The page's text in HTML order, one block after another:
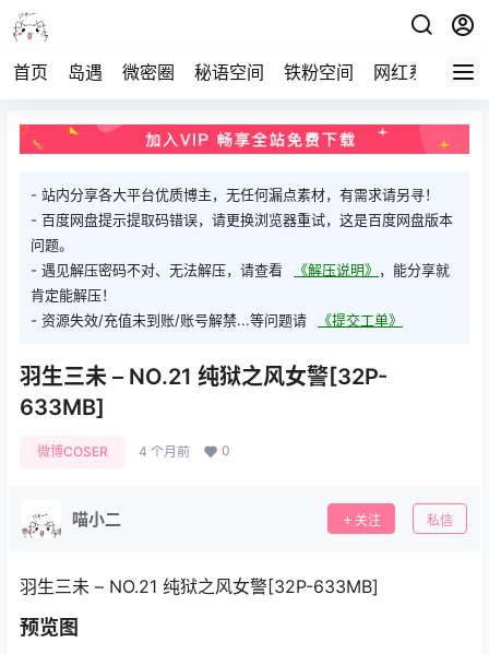
首页 岛遇 微密圈 秘语空间 铁粉空间 网红系列 打
- 站内分享各大平台优质博主，无任何漏点素材，有需求请另寻！
- 百度网盘提示提取码错误，请更换浏览器重试，这是百度网盘版本
问题。
- 遇见解压密码不对、无法解压，请查看
《解压说明》 ，能分享就
肯定能解压！
- 资源失效/充值未到账/账号解禁...等问题请
《提交工单》
羽生三未 – NO.21 纯狱之风女警[32P-
633MB]
微博COSER 4 个月前 0
喵小二 关注 私信
羽生三未 – NO.21 纯狱之风女警[32P-633MB]
预览图